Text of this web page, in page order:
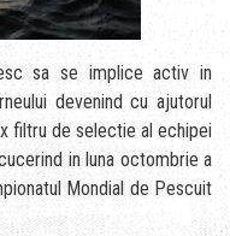
sa se implice activ in
devenind cu ajutorul
filtru de selectie al echipei
in luna octombrie a
Mondial de Pescuit